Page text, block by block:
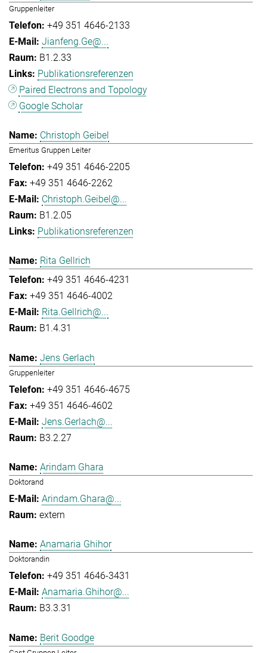
Gruppenleiter
+49 351 4646-2133
Jianfeng.Ge@...
B1.2.33
Publikationsreferenzen
Paired Electrons and Topology
Google Scholar
Christoph Geibel
Emeritus Gruppen Leiter
+49 351 4646-2205
+49 351 4646-2262
Christoph.Geibel@...
B1.2.05
Publikationsreferenzen
Rita Gellrich
+49 351 4646-4231
+49 351 4646-4002
Rita.Gellrich@...
B1.4.31
Jens Gerlach
Gruppenleiter
+49 351 4646-4675
+49 351 4646-4602
Jens.Gerlach@...
B3.2.27
Arindam Ghara
Doktorand
Arindam.Ghara@...
extern
Anamaria Ghihor
Doktorandin
+49 351 4646-3431
Anamaria.Ghihor@...
B3.3.31
Berit Goodge